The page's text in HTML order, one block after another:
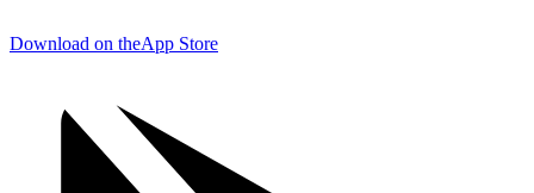
Download on theApp Store